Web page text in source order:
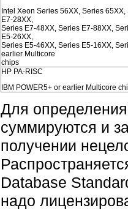
Intel Xeon Series 56XX, Series
E7-28XX,
Series E7-48XX, Series E7-88XX,
E5-26XX,
Series E5-46XX, Series E5-16XX,
earlier Multicore
chips
HP PA-RISC
IBM POWER5+ or earlier Multicore
Для
суммируются и
получении
Database
надо